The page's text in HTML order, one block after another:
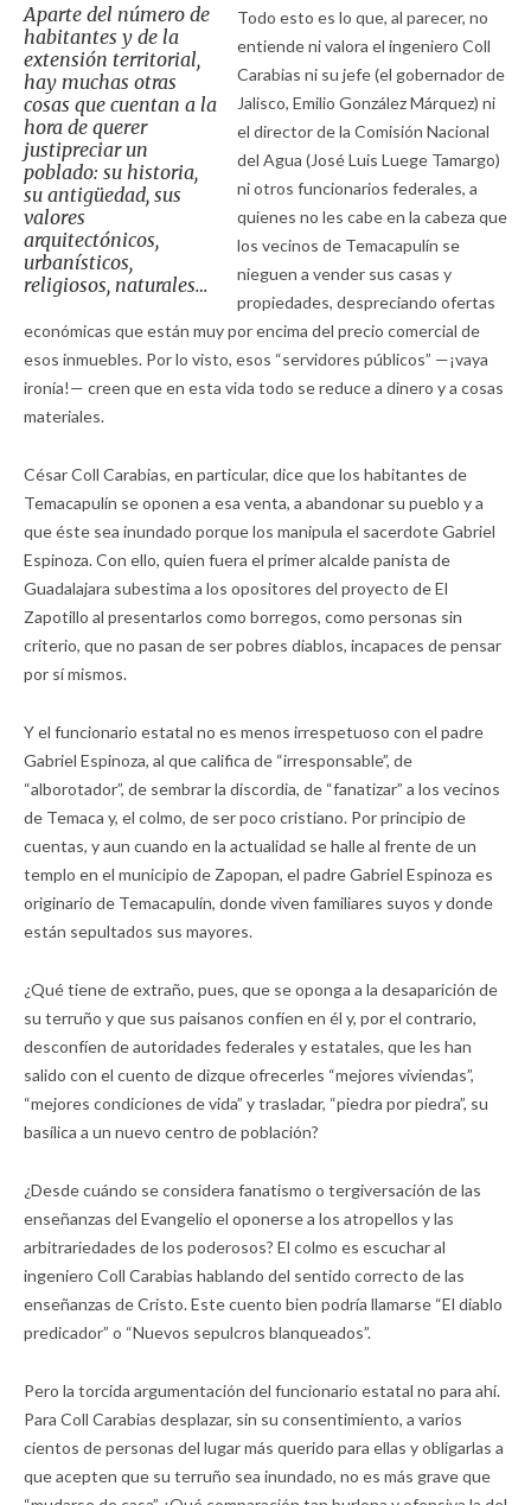
Aparte del número de
habitantes y de la
extensión territorial,
hay muchas otras
cosas que cuentan a la
hora de querer
justipreciar un
poblado: su historia,
su antigüedad, sus
valores
arquitectónicos,
urbanísticos,
religiosos, naturales…
Todo esto es lo que, al parecer, no
entiende ni valora el ingeniero Coll
Carabias ni su jefe (el gobernador de
Jalisco, Emilio González Márquez) ni
el director de la Comisión Nacional
del Agua (José Luis Luege Tamargo)
ni otros funcionarios federales, a
quienes no les cabe en la cabeza que
los vecinos de Temacapulín se
nieguen a vender sus casas y
propiedades, despreciando ofertas
económicas que están muy por encima del precio comercial de
esos inmuebles. Por lo visto, esos “servidores públicos” —¡vaya
ironía!— creen que en esta vida todo se reduce a dinero y a cosas
materiales.
César Coll Carabias, en particular, dice que los habitantes de
Temacapulín se oponen a esa venta, a abandonar su pueblo y a
que éste sea inundado porque los manipula el sacerdote Gabriel
Espinoza. Con ello, quien fuera el primer alcalde panista de
Guadalajara subestima a los opositores del proyecto de El
Zapotillo al presentarlos como borregos, como personas sin
criterio, que no pasan de ser pobres diablos, incapaces de pensar
por sí mismos.
Y el funcionario estatal no es menos irrespetuoso con el padre
Gabriel Espinoza, al que califica de “irresponsable”, de
“alborotador”, de sembrar la discordia, de “fanatizar” a los vecinos
de Temaca y, el colmo, de ser poco cristiano. Por principio de
cuentas, y aun cuando en la actualidad se halle al frente de un
templo en el municipio de Zapopan, el padre Gabriel Espinoza es
originario de Temacapulín, donde viven familiares suyos y donde
están sepultados sus mayores.
¿Qué tiene de extraño, pues, que se oponga a la desaparición de
su terruño y que sus paisanos confíen en él y, por el contrario,
desconfíen de autoridades federales y estatales, que les han
salido con el cuento de dizque ofrecerles “mejores viviendas”,
“mejores condiciones de vida” y trasladar, “piedra por piedra”, su
basílica a un nuevo centro de población?
¿Desde cuándo se considera fanatismo o tergiversación de las
enseñanzas del Evangelio el oponerse a los atropellos y las
arbitrariedades de los poderosos? El colmo es escuchar al
ingeniero Coll Carabias hablando del sentido correcto de las
enseñanzas de Cristo. Este cuento bien podría llamarse “El diablo
predicador” o “Nuevos sepulcros blanqueados”.
Pero la torcida argumentación del funcionario estatal no para ahí.
Para Coll Carabias desplazar, sin su consentimiento, a varios
cientos de personas del lugar más querido para ellas y obligarlas a
que acepten que su terruño sea inundado, no es más grave que